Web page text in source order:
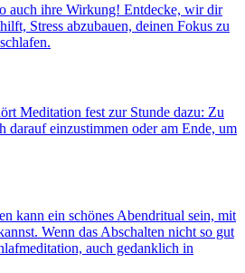
auch ihre Wirkung! Entdecke, wir dir
Stress abzubauen, deinen Fokus zu
Meditation fest zur Stunde dazu: Zu
darauf einzustimmen oder am Ende, um
kann ein schönes Abendritual sein, mit
Wenn das Abschalten nicht so gut
auch gedanklich in